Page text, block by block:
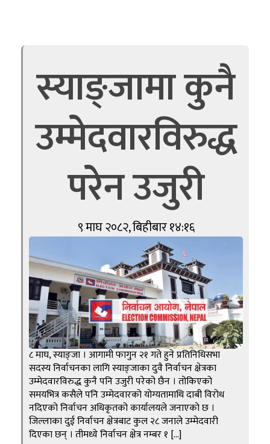
स्याङ्जामा कुनै
उम्मेदवारविरुद्ध
परेन उजुरी
९ माघ २०८२, बिहीबार १४:१६
८ माघ, स्याङ्जा । आगामी फागुन २१ गते हुने प्रतिनिधिसभा
सदस्य निर्वाचनका लागि स्याङ्जाका दुवै निर्वाचन क्षेत्रका
उम्मेदवारविरुद्ध कुनै पनि उजुरी परेको छैन । तोकिएको
समयभित्र कसैले पनि उम्मेदवारको योग्यतामाथि दाबी विरोध
नदिएको निर्वाचन अधिकृतको कार्यालयले जनाएको छ ।
जिल्लाका दुई निर्वाचन क्षेत्रबाट कुल २८ जनाले उम्मेदवारी
दिएका छन् । तीमध्ये निर्वाचन क्षेत्र नम्बर १ […]